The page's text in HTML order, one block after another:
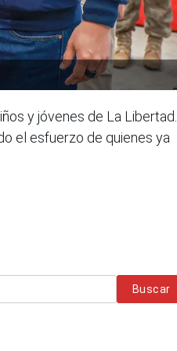
y jóvenes de La Libertad.
el esfuerzo de quienes ya
Buscar